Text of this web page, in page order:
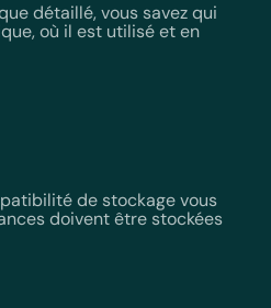
détaillé, vous savez qui
où il est utilisé et en
de stockage vous
doivent être stockées